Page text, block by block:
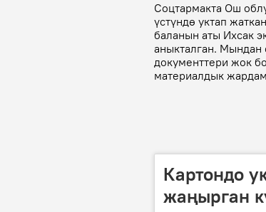
Соцтармакта Ош
үстүндө уктап
баланын аты Ихсак
аныкталган.
документтери жок
материалдык
Картондо
жаңырган